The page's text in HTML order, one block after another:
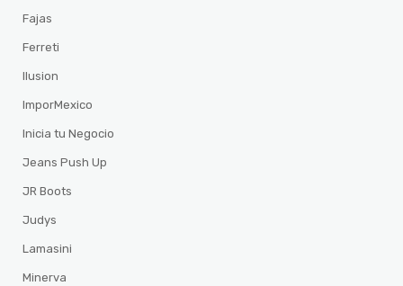
Fajas
Ferreti
Ilusion
ImporMexico
Inicia tu Negocio
Jeans Push Up
JR Boots
Judys
Lamasini
Minerva